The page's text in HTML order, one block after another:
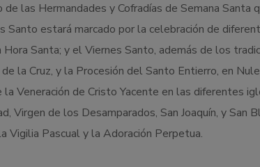
de las Hermandades y Cofradías de Semana
Santo estará marcado por la celebración de
Hora Santa; y el Viernes Santo, además de los
la Cruz, y la Procesión del Santo Entierro, en
Veneración de Cristo Yacente en las diferentes
Virgen de los Desamparados, San Joaquín, y San
Vigilia Pascual y la Adoración Perpetua.